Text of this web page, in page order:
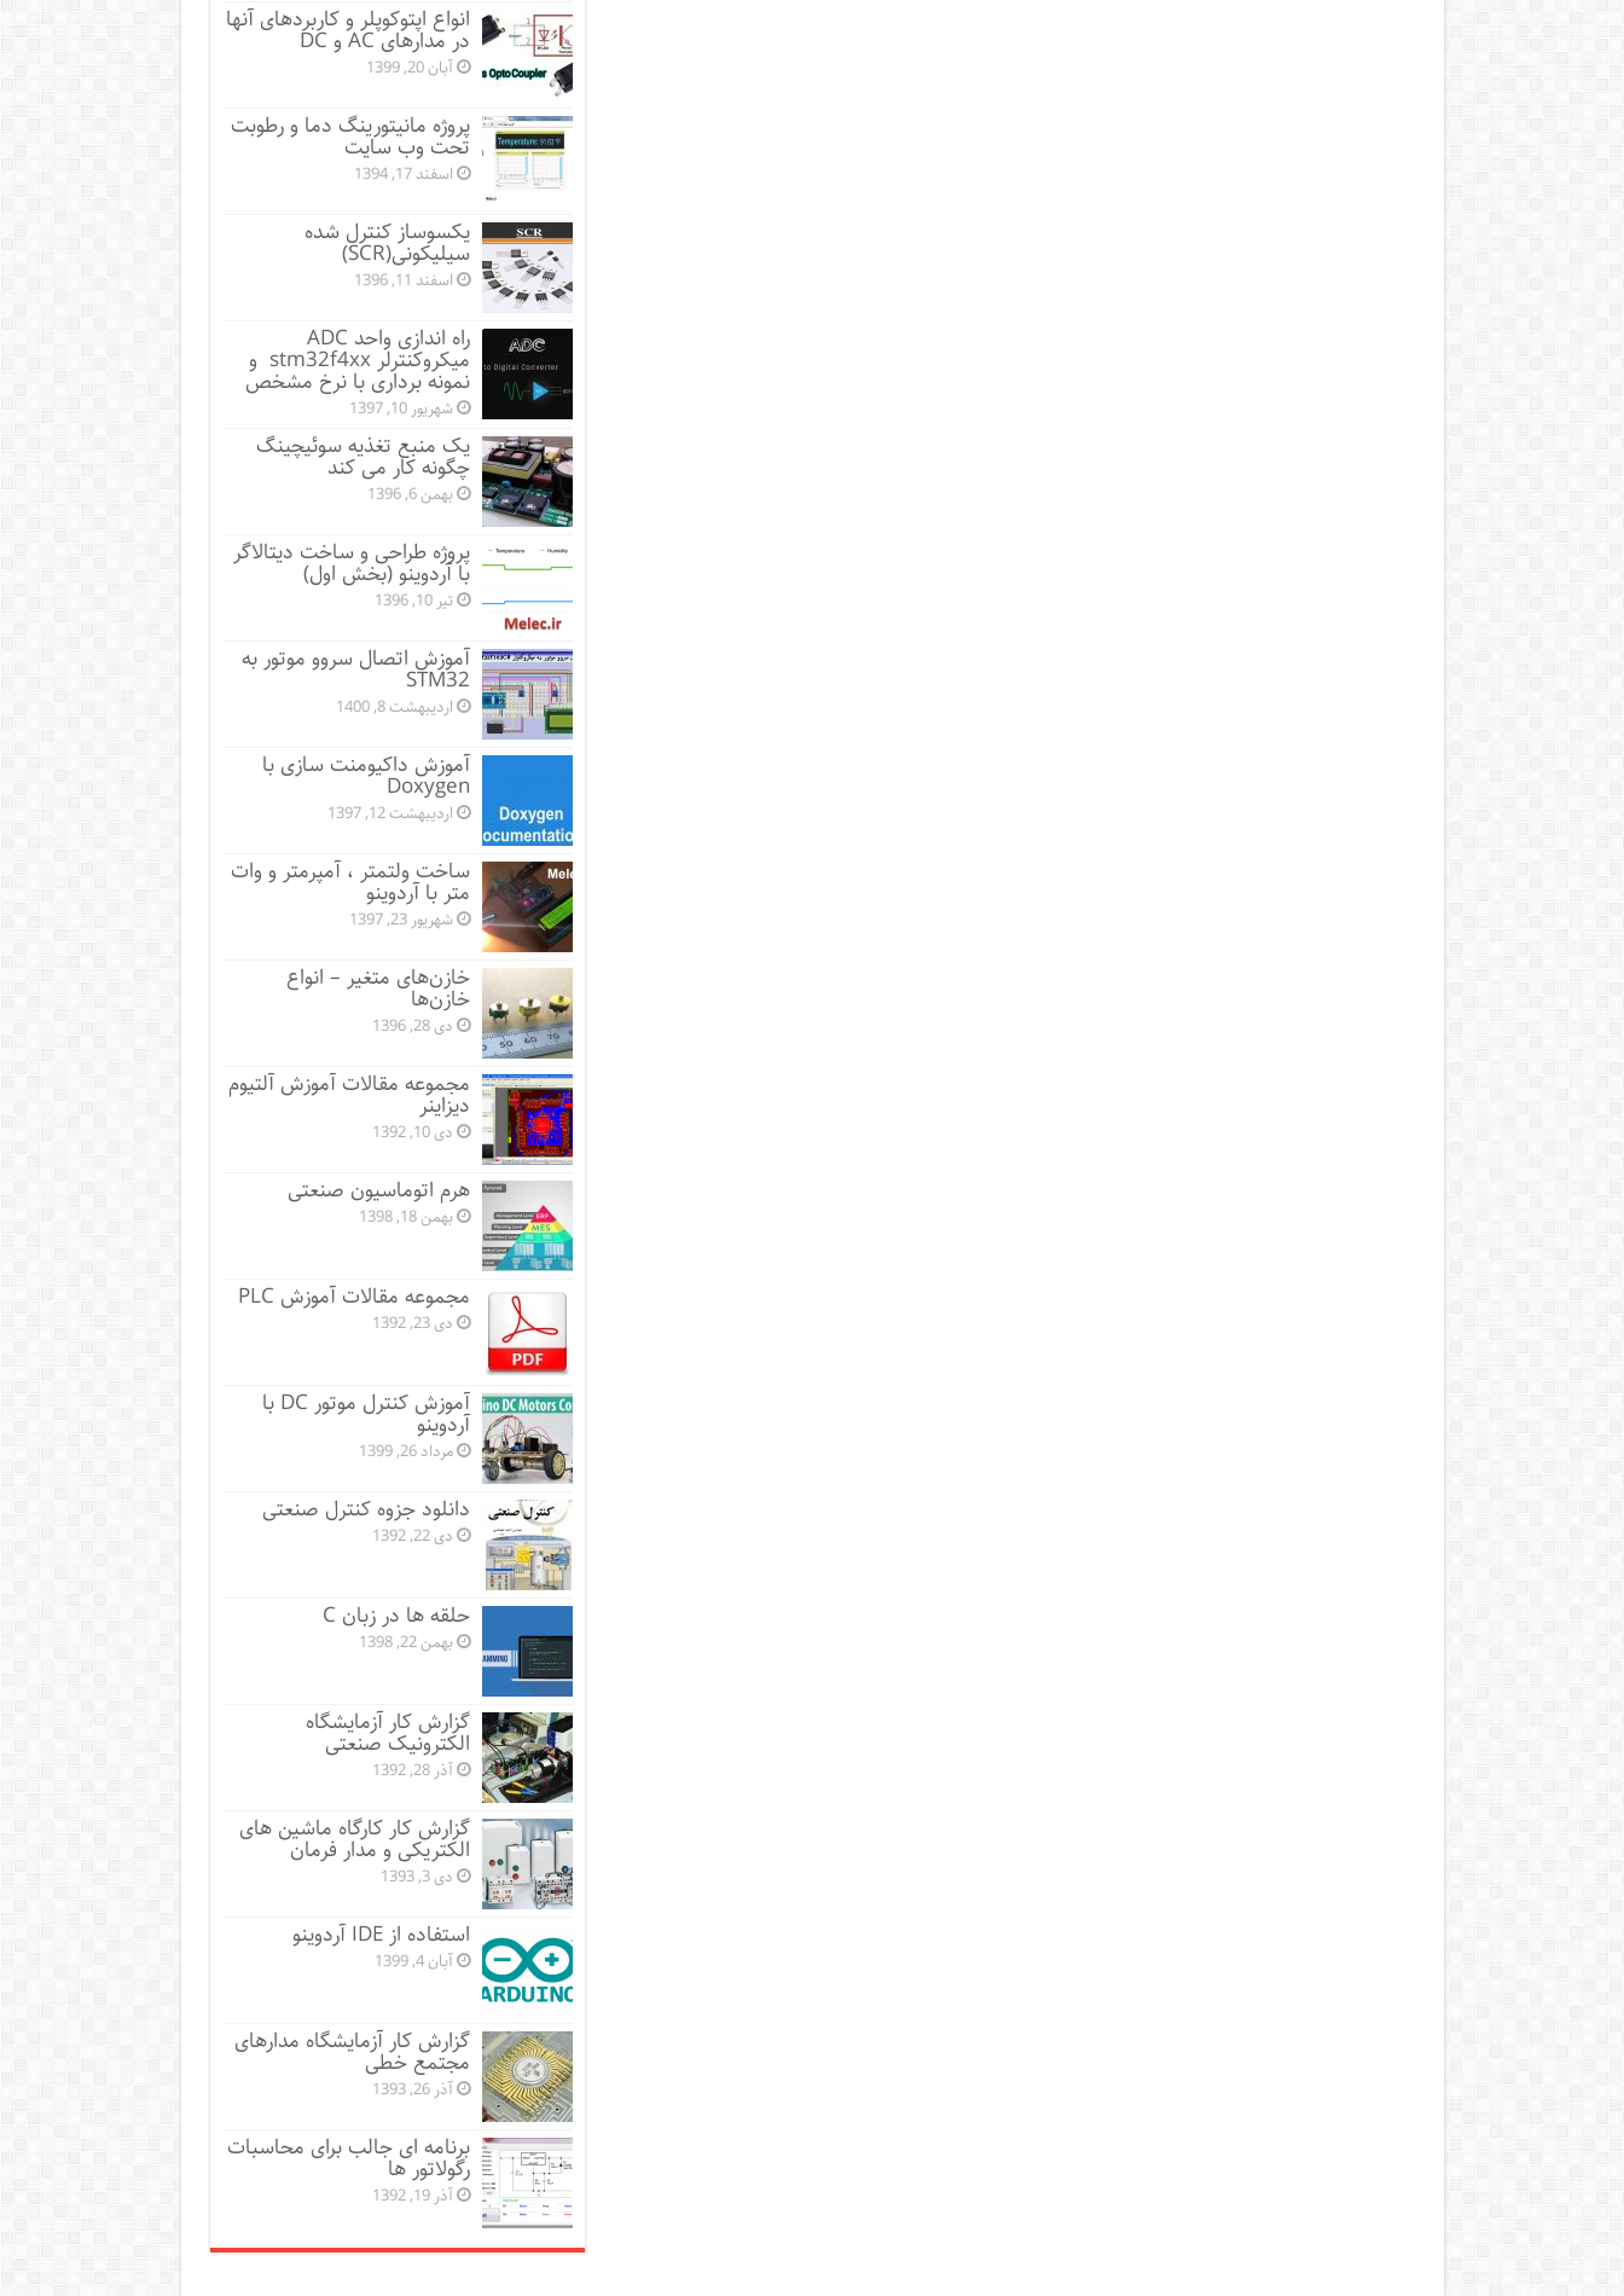
انواع اپتوکوپلر و کاربردهای آنها
در مدارهای AC و DC
آبان 20, 1399
پروژه مانيتورينگ دما و رطوبت
تحت وب سایت
اسفند 17, 1394
یکسوساز کنترل شده
سیلیکونی(SCR)
اسفند 11, 1396
راه اندازی واحد ADC
میکروکنترلر stm32f4xx و
نمونه برداری با نرخ مشخص
شهریور 10, 1397
یک منبع تغذیه سوئیچینگ
چگونه کار می کند
بهمن 6, 1396
پروژه طراحی و ساخت دیتالاگر
با آردوینو (بخش اول)
تیر 10, 1396
آموزش اتصال سروو موتور به
STM32
اردیبهشت 8, 1400
آموزش داکیومنت سازی با
Doxygen
اردیبهشت 12, 1397
ساخت ولتمتر ، آمپرمتر و وات
متر با آردوینو
شهریور 23, 1397
خازن‌های متغیر – انواع
خازن‌ها
دی 28, 1396
مجموعه مقالات آموزش آلتیوم
دیزاینر
دی 10, 1392
هرم اتوماسیون صنعتی
بهمن 18, 1398
مجموعه مقالات آموزش PLC
دی 23, 1392
آموزش کنترل موتور DC با
آردوینو
مرداد 26, 1399
دانلود جزوه کنترل صنعتی
دی 22, 1392
حلقه ها در زبان C
بهمن 22, 1398
گزارش کار آزمایشگاه
الکترونیک صنعتی
آذر 28, 1392
گزارش کار کارگاه ماشین های
الکتریکی و مدار فرمان
دی 3, 1393
استفاده از IDE آردوینو
آبان 4, 1399
گزارش کار آزمایشگاه مدارهای
مجتمع خطی
آذر 26, 1393
برنامه ای جالب برای محاسبات
رگولاتور ها
آذر 19, 1392